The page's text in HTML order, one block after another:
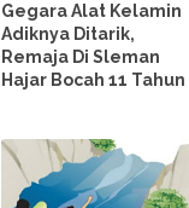
Gegara Alat Kelamin
Adiknya Ditarik,
Remaja Di Sleman
Hajar Bocah 11 Tahun